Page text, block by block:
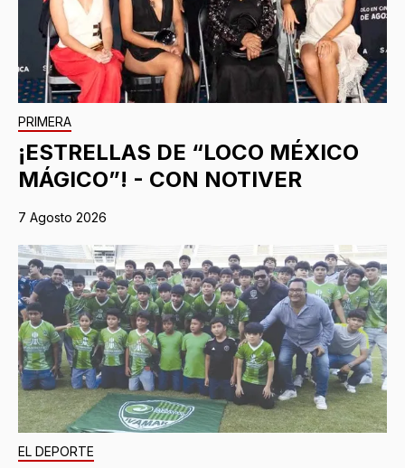
PRIMERA
¡ESTRELLAS DE “LOCO MÉXICO
MÁGICO”! - CON NOTIVER
7 Agosto 2026
EL DEPORTE